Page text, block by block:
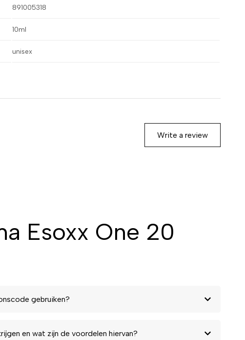
891005318
10ml
unisex
Write a review
Esoxx One 20
gebruiken?
en wat zijn de voordelen hiervan?